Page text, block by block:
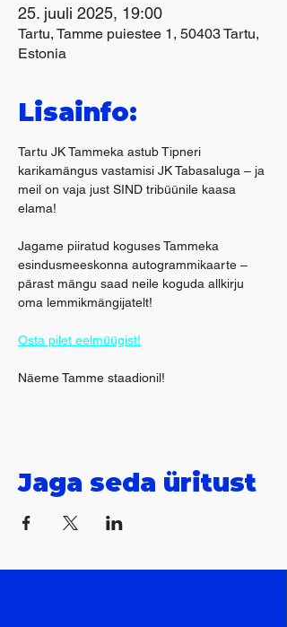
25. juuli 2025, 19:00
Tartu, Tamme puiestee 1, 50403 Tartu,
Estonia
Lisainfo:
Tartu JK Tammeka astub Tipneri
karikamängus vastamisi JK Tabasaluga – ja
meil on vaja just SIND tribüünile kaasa
elama!
Jagame piiratud koguses Tammeka
esindusmeeskonna autogrammikaarte –
pärast mängu saad neile koguda allkirju
oma lemmikmängijatelt!
Osta pilet eelmüügist!
Näeme Tamme staadionil!
Jaga seda üritust